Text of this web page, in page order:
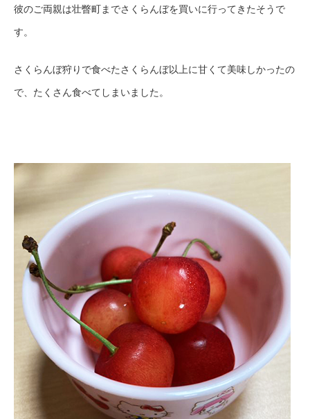
彼のご両親は壮瞥町までさくらんぼを買いに行ってきたそうで
す。
さくらんぼ狩りで食べたさくらんぼ以上に甘くて美味しかったの
で、たくさん食べてしまいました。